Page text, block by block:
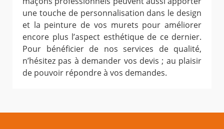
une touche de personnalisation dans le design
et la peinture de vos murets pour améliorer
encore plus l’aspect esthétique de ce dernier.
Pour bénéficier de nos services de qualité,
n’hésitez pas à demander vos devis ; au plaisir
de pouvoir répondre à vos demandes.